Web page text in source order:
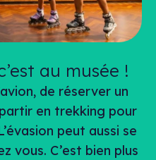
au musée !
de réserver un
en trekking pour
peut aussi se
vous. C’est bien plus